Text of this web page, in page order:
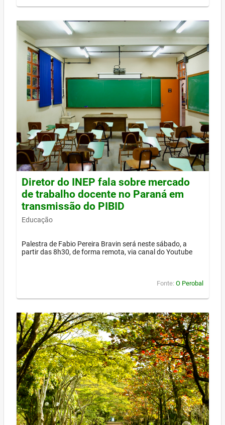
Diretor do INEP fala sobre mercado
de trabalho docente no Paraná em
transmissão do PIBID
Educação
Palestra de Fabio Pereira Bravin será neste sábado, a
partir das 8h30, de forma remota, via canal do Youtube
Fonte: O Perobal